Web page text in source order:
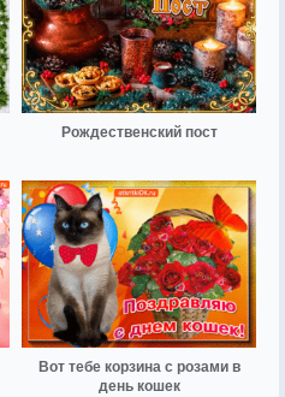
Рождественский пост
Вот тебе корзина с розами в
день кошек